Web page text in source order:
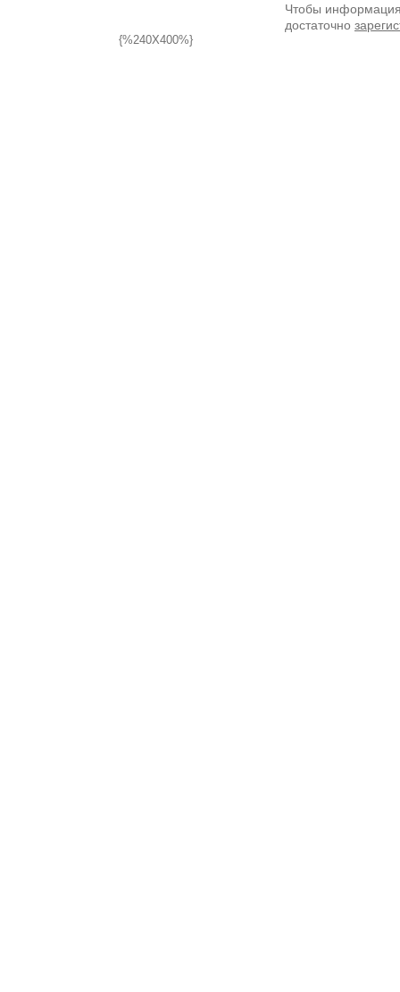
{%240X400%}
Чтобы
достаточно